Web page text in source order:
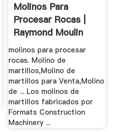
Molinos Para
Procesar Rocas |
Raymond Moulin
molinos para procesar
rocas. Molino de
martillos,Molino de
martillos para Venta,Molino
de ... Los molinos de
martillos fabricados por
Formats Construction
Machinery ...